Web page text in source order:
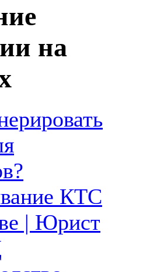
на
КТС
| Юрист